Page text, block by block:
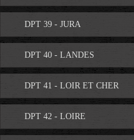
DPT 39 - JURA
DPT 40 - LANDES
DPT 41 - LOIR ET CHER
DPT 42 - LOIRE